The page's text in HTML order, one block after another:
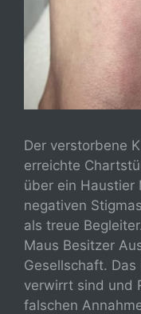
Der verstorbene
erreichte
über ein Haustier
negativen
als treue
Maus Besitzer
Gesellschaft.
verwirrt sind und
falschen